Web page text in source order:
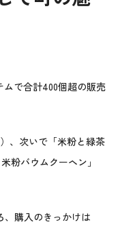
で合計400個超の販売
、次いで「米粉と緑茶
粉バウムクーヘン」
、購入のきっかけは